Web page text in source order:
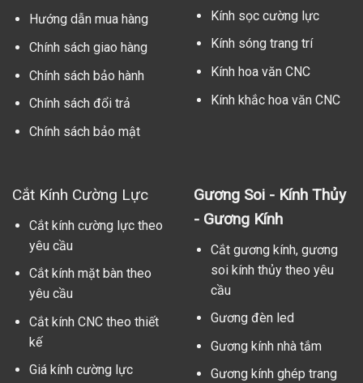
Hướng dẫn mua hàng
Chính sách giao hàng
Chính sách bảo hành
Chính sách đổi trả
Chính sách bảo mật
Kính sọc cường lực
Kính sóng trang trí
Kính hoa văn CNC
Kính khắc hoa văn CNC
Cắt Kính Cường Lực
Cắt kính cường lực theo
yêu cầu
Cắt kính mặt bàn theo
yêu cầu
Cắt kính CNC theo thiết
kế
Giá kính cường lực
Gương Soi - Kính Thủy
- Gương Kính
Cắt gương kính, gương
soi kính thủy theo yêu
cầu
Gương đèn led
Gương kính nhà tắm
Gương kính ghép trang